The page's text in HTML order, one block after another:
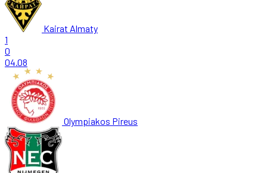
Kairat Almaty
1
0
04.08
Olympiakos Pireus